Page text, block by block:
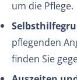
um die Pflege.
pflegenden
finden Sie